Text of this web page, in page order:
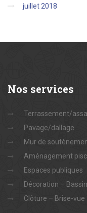
juillet 2018
Nos services
Terrassement/
Pavage/dallage
Mur de
Aménagement
Espaces publiques
Décoration – Bassin
Clôture – Brise-vue